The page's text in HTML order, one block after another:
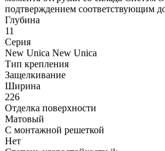
подтверждением соответствующим
Глубина
11
Серия
New Unica New Unica
Тип крепления
Защелкивание
Ширина
226
Отделка поверхности
Матовый
С монтажной решеткой
Нет